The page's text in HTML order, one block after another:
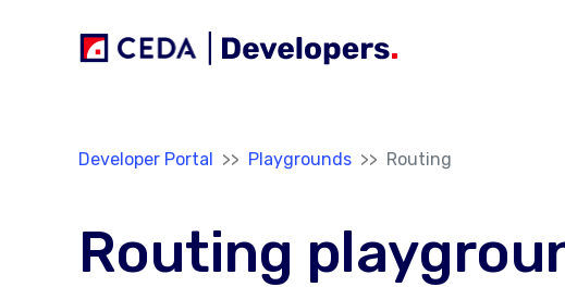
Jsi tady:
Developer Portal Playgrounds Routing
Routing